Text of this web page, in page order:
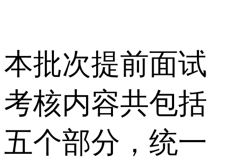
本批次提前面试
考核内容共包括
五个部分，统一